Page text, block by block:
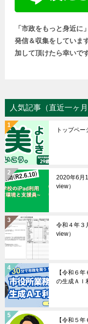
「市政をもっと身近
発信＆収集をしていま
加して頂けたら幸いで
人気記事（直近一ヶ月
トップペー
2020年6月
view）
令和４年３
view）
【令和６
の生成ＡＩ
【令和５